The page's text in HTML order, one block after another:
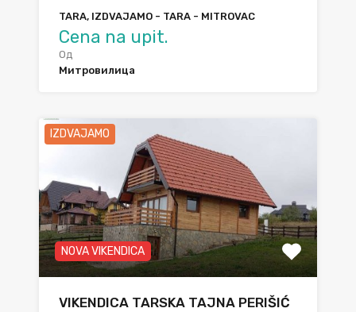
TARA, IZDVAJAMO - TARA - MITROVAC
Cena na upit.
Од
Митровилица
IZDVAJAMO
NOVA VIKENDICA
VIKENDICA TARSKA TAJNA PERIŠIĆ